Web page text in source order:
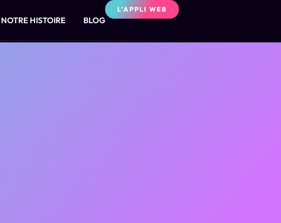
NOTRE HISTOIRE BLOG
L'APPLI WEB